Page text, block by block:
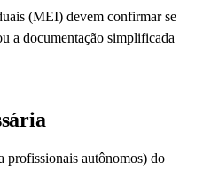
(MEI) devem confirmar se
a documentação simplificada
profissionais autônomos) do